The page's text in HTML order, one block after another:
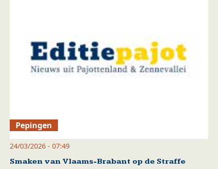
Pepingen
24/03/2026 - 07:49
Smaken van Vlaams-Brabant op de Straffe